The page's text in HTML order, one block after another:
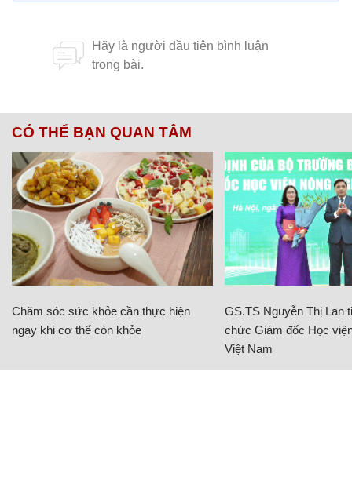
CÓ THỂ BẠN QUAN TÂM
Chăm sóc sức khỏe cần thực hiện
ngay khi cơ thể còn khỏe
GS.TS Nguyễn Thị Lan
chức Giám đốc Học
Việt Nam